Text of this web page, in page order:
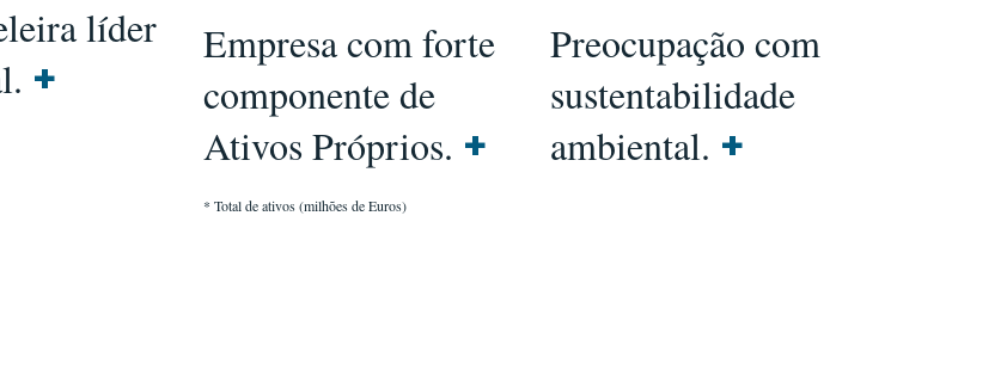
líder
+
Empresa com forte
componente de
Ativos Próprios. +
* Total de ativos (milhões de Euros)
Preocupação com
sustentabilidade
ambiental. +